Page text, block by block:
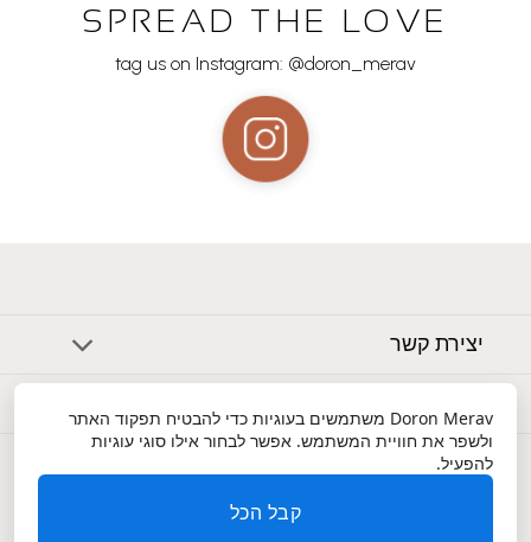
SPREAD THE LOVE
tag us on Instagram: @doron_merav
יצירת קשר
שירות לקוחות
Doron Merav משתמשים בעוגיות כדי להבטיח תפקוד האתר
ולשפר את חוויית המשתמש. אפשר לבחור אילו סוגי עוגיות
להפעיל.
קבל הכל